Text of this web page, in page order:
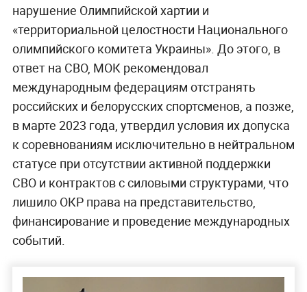
нарушение Олимпийской хартии и
«территориальной целостности Национального
олимпийского комитета Украины». До этого, в
ответ на СВО, МОК рекомендовал
международным федерациям отстранять
российских и белорусских спортсменов, а позже,
в марте 2023 года, утвердил условия их допуска
к соревнованиям исключительно в нейтральном
статусе при отсутствии активной поддержки
СВО и контрактов с силовыми структурами, что
лишило ОКР права на представительство,
финансирование и проведение международных
событий.